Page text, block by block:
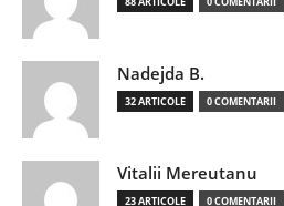
Nadejda B.
32 ARTICOLE 0 COMENTARII
Vitalii Mereutanu
23 ARTICOLE 0 COMENTARII